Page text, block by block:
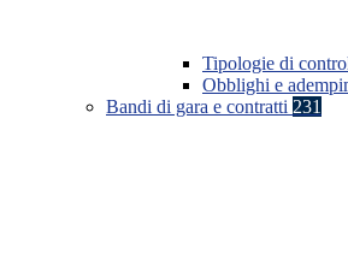
Tipologie di
Obblighi e
Bandi di gara e contratti 231